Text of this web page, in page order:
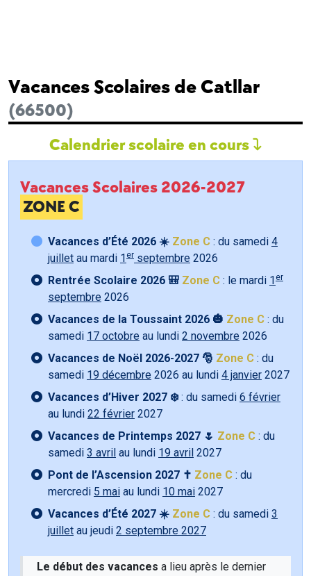
Vacances Scolaires de Catllar
(66500)
Calendrier scolaire en cours
Vacances Scolaires 2026-2027
ZONE C
Vacances d’Été 2026 ☀️ Zone C : du samedi 4
juillet au mardi 1 er septembre 2026
Rentrée Scolaire 2026 🎒 Zone C : le mardi 1 er
septembre 2026
Vacances de la Toussaint 2026 🎃 Zone C : du
samedi 17 octobre au lundi 2 novembre 2026
Vacances de Noël 2026-2027 🎅 Zone C : du
samedi 19 décembre 2026 au lundi 4 janvier 2027
Vacances d’Hiver 2027 ❄️: du samedi 6 février
au lundi 22 février 2027
Vacances de Printemps 2027 🌷 Zone C : du
samedi 3 avril au lundi 19 avril 2027
Pont de l’Ascension 2027 ✝️ Zone C : du
mercredi 5 mai au lundi 10 mai 2027
Vacances d’Été 2027 ☀️ Zone C : du samedi 3
juillet au jeudi 2 septembre 2027
Le début des vacances a lieu après le dernier